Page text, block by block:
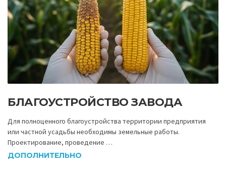
БЛАГОУСТРОЙСТВО ЗАВОДА
Для полноценного благоустройства территории предприятия
или частной усадьбы необходимы земельные работы.
Проектирование, проведение …
ДОПОЛНИТЕЛЬНО